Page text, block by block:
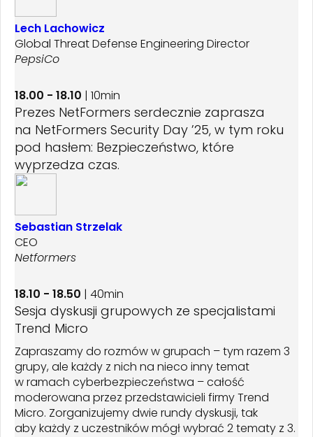
Lech Lachowicz
Global Threat Defense Engineering Director
PepsiCo
18.00 - 18.10 | 10min
Prezes NetFormers serdecznie zaprasza
na NetFormers Security Day ’25, w tym roku
pod hasłem: Bezpieczeństwo, które
wyprzedza czas.
Sebastian Strzelak
CEO
Netformers
18.10 - 18.50 | 40min
Sesja dyskusji grupowych ze specjalistami
Trend Micro
Zapraszamy do rozmów w grupach – tym razem 3
grupy, ale każdy z nich na nieco inny temat
w ramach cyberbezpieczeństwa – całość
moderowana przez przedstawicieli firmy Trend
Micro. Zorganizujemy dwie rundy dyskusji, tak
aby każdy z uczestników mógł wybrać 2 tematy z 3.